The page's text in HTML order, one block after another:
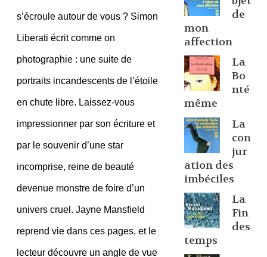
s’écroule autour de vous ? Simon
Liberati écrit comme on
photographie : une suite de
portraits incandescents de l’étoile
en chute libre. Laissez-vous
impressionner par son écriture et
par le souvenir d’une star
incomprise, reine de beauté
devenue monstre de foire d’un
univers cruel. Jayne Mansfield
reprend vie dans ces pages, et le
lecteur découvre un angle de vue
de
mon
affection
La
Bo
nté
même
La
con
jur
ation des
imbéciles
La
Fin
des
temps